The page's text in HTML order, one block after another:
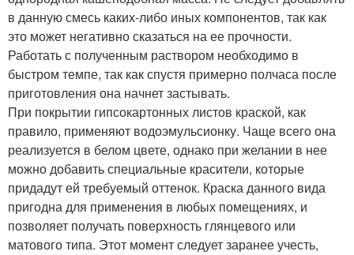
в данную смесь каких-либо иных компонентов, так как
это может негативно сказаться на ее прочности.
Работать с полученным раствором необходимо в
быстром темпе, так как спустя примерно полчаса после
приготовления она начнет застывать.
При покрытии гипсокартонных листов краской, как
правило, применяют водоэмульсионку. Чаще всего она
реализуется в белом цвете, однако при желании в нее
можно добавить специальные красители, которые
придадут ей требуемый оттенок. Краска данного вида
пригодна для применения в любых помещениях, и
позволяет получать поверхность глянцевого или
матового типа. Этот момент следует заранее учесть,